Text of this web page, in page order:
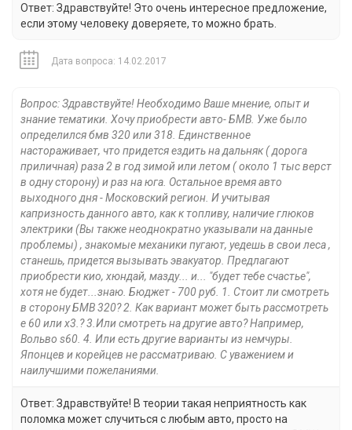
Ответ: Здравствуйте! Это очень интересное предложение,
если этому человеку доверяете, то можно брать.
Дата вопроса: 14.02.2017
Вопрос: Здравствуйте! Необходимо Ваше мнение, опыт и
знание тематики. Хочу приобрести авто- БМВ. Уже было
определился бмв 320 или 318. Единственное
настораживает, что придется ездить на дальняк ( дорога
приличная) раза 2 в год зимой или летом ( около 1 тыс верст
в одну сторону) и раз на юга. Остальное время авто
выходного дня - Московский регион. И учитывая
капризность данного авто, как к топливу, наличие глюков
электрики (Вы также неоднократно указывали на данные
проблемы) , знакомые механики пугают, уедешь в свои леса ,
станешь, придется вызывать эвакуатор. Предлагают
приобрести кио, хюндай, мазду... и... "будет тебе счастье",
хотя не будет...знаю. Бюджет - 700 руб. 1. Стоит ли смотреть
в сторону БМВ 320? 2. Как вариант может быть рассмотреть
е 60 или х3.? 3.Или смотреть на другие авто? Например,
Вольво s60. 4. Или есть другие варианты из немчуры.
Японцев и корейцев не рассматриваю. С уважением и
наилучшими пожеланиями.
Ответ: Здравствуйте! В теории такая неприятность как
поломка может случиться с любым авто, просто на